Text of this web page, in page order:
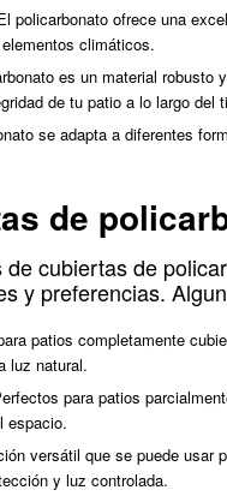
policarbonato ofrece una
climáticos.
es un material robusto
de tu patio a lo largo del
se adapta a diferentes
de
cubiertas de
y preferencias.
patios completamente
luz natural.
para patios
espacio.
versátil que se puede
y luz controlada.